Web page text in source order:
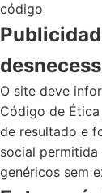
código
O site deve
Código de
de resultado e
social
genéricos sem